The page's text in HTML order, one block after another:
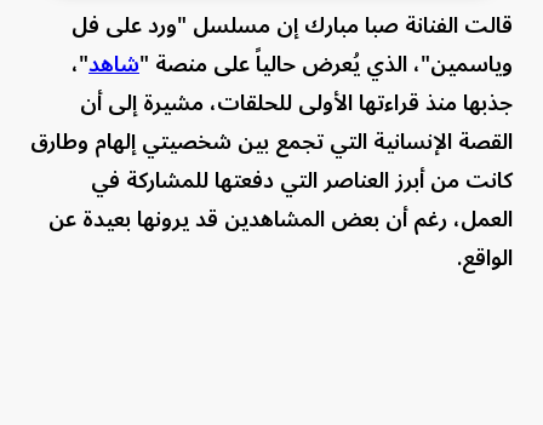
قالت الفنانة صبا مبارك إن مسلسل "ورد على فل
وياسمين"، الذي يُعرض حالياً على منصة "شاهد"،
جذبها منذ قراءتها الأولى للحلقات، مشيرة إلى أن
القصة الإنسانية التي تجمع بين شخصيتي إلهام وطارق
كانت من أبرز العناصر التي دفعتها للمشاركة في
العمل، رغم أن بعض المشاهدين قد يرونها بعيدة عن
الواقع.